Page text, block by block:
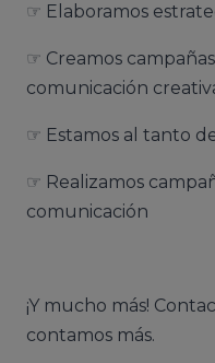
☞ Elaboramos
☞ Creamos
comunicación
☞ Estamos al tanto
☞ Realizamos
comunicación
¡Y mucho más!
contamos más.